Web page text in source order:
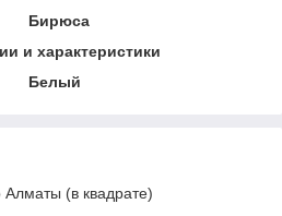
Бирюса
и характеристики
Белый
Алматы (в квадрате)